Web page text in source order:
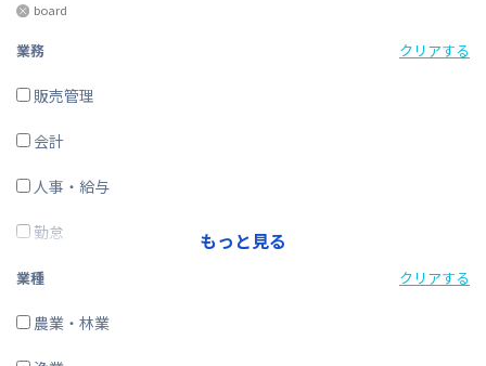
board
業務 クリアする
販売管理
会計
人事・給与
勤怠
経費精算
CRM・SFA
もっと見る
業種 クリアする
農業・林業